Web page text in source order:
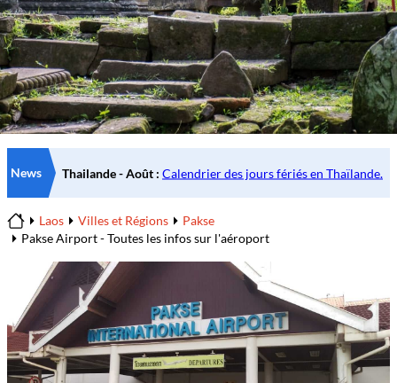
News
Home
Laos Villes et Régions
Pakse
Pakse Airport - Toutes les infos sur l'aéroport